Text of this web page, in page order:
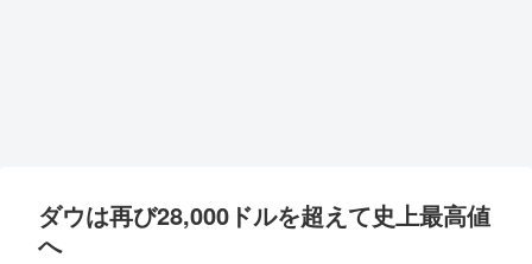
ダウは再び28,000ドルを超えて史上最高値
へ